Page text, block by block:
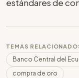
estándares de
TEMAS
Banco Central del
compra de oro